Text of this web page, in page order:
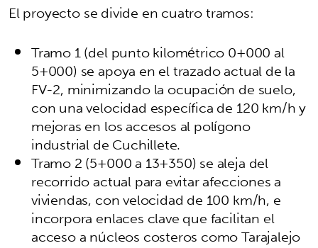
El proyecto se divide en cuatro tramos:
Tramo 1 (del punto kilométrico 0+000 al
5+000) se apoya en el trazado actual de la
FV-2, minimizando la ocupación de suelo,
con una velocidad específica de 120 km/h y
mejoras en los accesos al polígono
industrial de Cuchillete.
Tramo 2 (5+000 a 13+350) se aleja del
recorrido actual para evitar afecciones a
viviendas, con velocidad de 100 km/h, e
incorpora enlaces clave que facilitan el
acceso a núcleos costeros como Tarajalejo